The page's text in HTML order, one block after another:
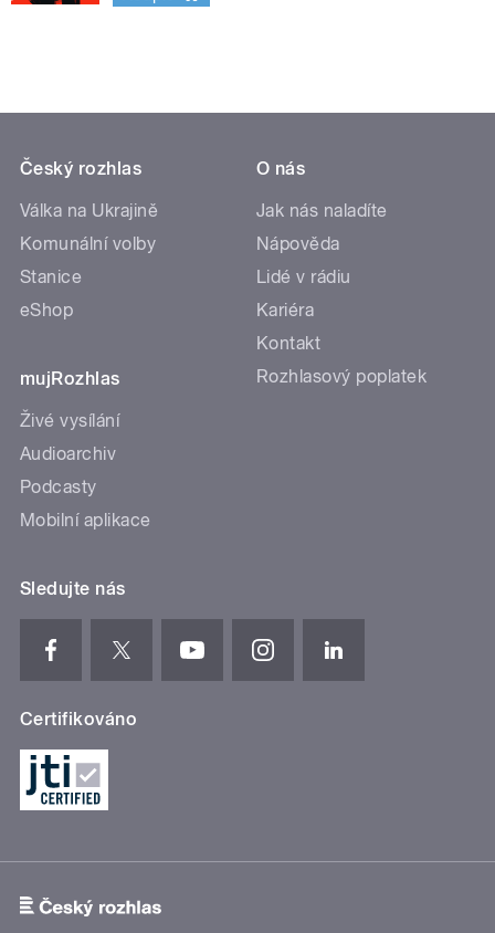
Český rozhlas
Válka na Ukrajině
Komunální volby
Stanice
eShop
mujRozhlas
Živé vysílání
Audioarchiv
Podcasty
Mobilní aplikace
O nás
Jak nás naladíte
Nápověda
Lidé v rádiu
Kariéra
Kontakt
Rozhlasový poplatek
Sledujte nás
Certifikováno